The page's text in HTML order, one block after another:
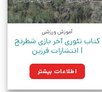
آموزش ورزشی
کتاب تئوری آخر بازی شطرنج
| انتشارات فرزین
اطلاعات بیشتر